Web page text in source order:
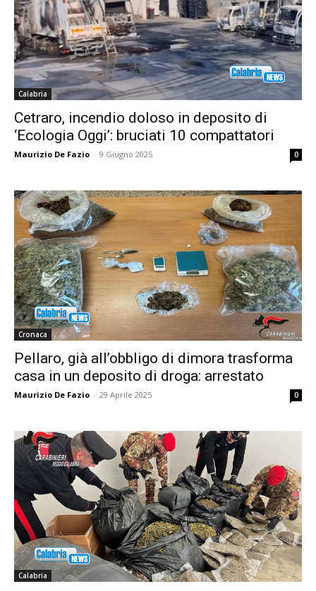
Calabria
Cetraro, incendio doloso in deposito di
‘Ecologia Oggi’: bruciati 10 compattatori
Maurizio De Fazio - 9 Giugno 2025 0
Cronaca
Pellaro, già all’obbligo di dimora trasforma
casa in un deposito di droga: arrestato
Maurizio De Fazio - 29 Aprile 2025 0
Calabria